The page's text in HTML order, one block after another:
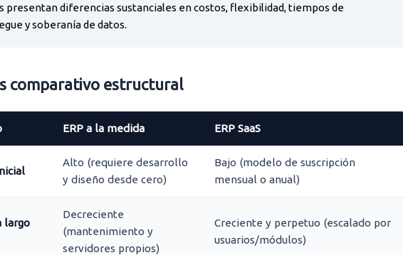
presentan diferencias sustanciales en costos, flexibilidad, tiempos de
y soberanía de datos.
comparativo estructural
ERP a la medida ERP SaaS
Alto (requiere desarrollo
y diseño desde cero)
Bajo (modelo de suscripción
mensual o anual)
largo
Decreciente
(mantenimiento y
servidores propios)
Creciente y perpetuo (escalado por
usuarios/módulos)